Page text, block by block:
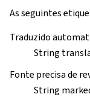
As seguintes
Traduzido
String
Fonte precisa de
String